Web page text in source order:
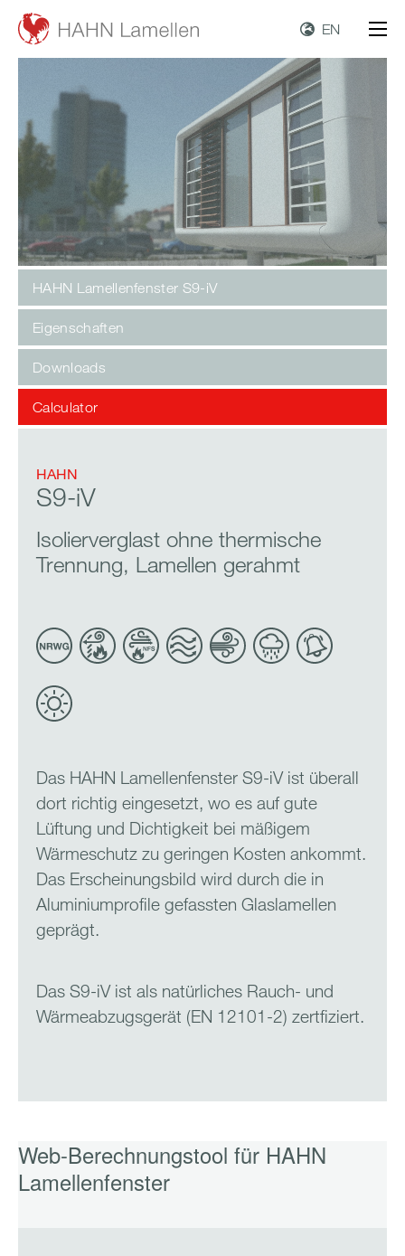
EN
HAHN Lamellenfenster S9-iV
Eigenschaften
Downloads
Calculator
HAHN
S9-iV
Isolierverglast ohne thermische
Trennung, Lamellen gerahmt
Das HAHN Lamellenfenster S9-iV ist überall
dort richtig eingesetzt, wo es auf gute
Lüftung und Dichtigkeit bei mäßigem
Wärmeschutz zu geringen Kosten ankommt.
Das Erscheinungsbild wird durch die in
Aluminiumprofile gefassten Glaslamellen
geprägt.
Das S9-iV ist als natürliches Rauch- und
Wärmeabzugsgerät (EN 12101-2) zertfiziert.